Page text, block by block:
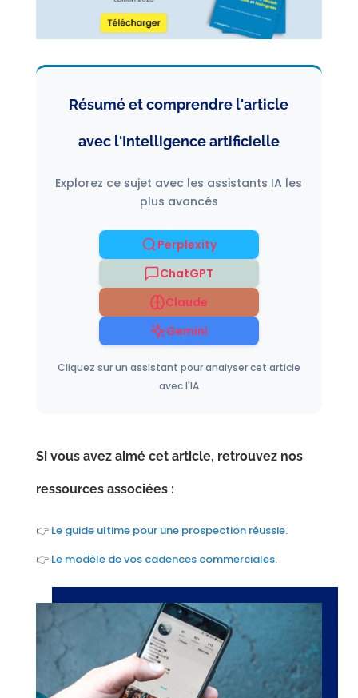
Résumé et comprendre l'article
avec l'Intelligence artificielle
Explorez ce sujet avec les assistants IA les
plus avancés
Perplexity
ChatGPT
Claude
Gemini
Cliquez sur un assistant pour analyser cet article
avec l'IA
Si vous avez aimé cet article, retrouvez nos
ressources associées :
👉 Le guide ultime pour une prospection réussie.
👉 Le modèle de vos cadences commerciales.